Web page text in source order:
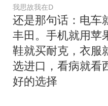
我思故我在D
还是那句话：电车
丰田。手机就用苹
鞋就买耐克，衣服
选进口，看病就看
好的选择